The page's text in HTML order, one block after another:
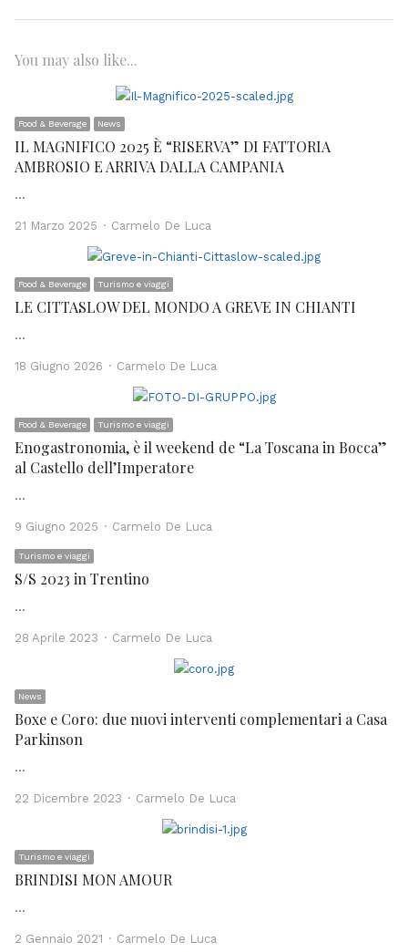
You may also like...
Food & Beverage News
IL MAGNIFICO 2025 È “RISERVA” DI FATTORIA
AMBROSIO E ARRIVA DALLA CAMPANIA
…
21 Marzo 2025 Author
Carmelo De Luca
Food & Beverage Turismo e viaggi
LE CITTASLOW DEL MONDO A GREVE IN CHIANTI
…
18 Giugno 2026 Author
Carmelo De Luca
Food & Beverage Turismo e viaggi
Enogastronomia, è il weekend de “La Toscana in Bocca”
al Castello dell’Imperatore
…
9 Giugno 2025 Author
Carmelo De Luca
Turismo e viaggi
S/S 2023 in Trentino
…
28 Aprile 2023 Author
Carmelo De Luca
News
Boxe e Coro: due nuovi interventi complementari a Casa
Parkinson
…
22 Dicembre 2023 Author
Carmelo De Luca
Turismo e viaggi
BRINDISI MON AMOUR
…
2 Gennaio 2021 Author
Carmelo De Luca